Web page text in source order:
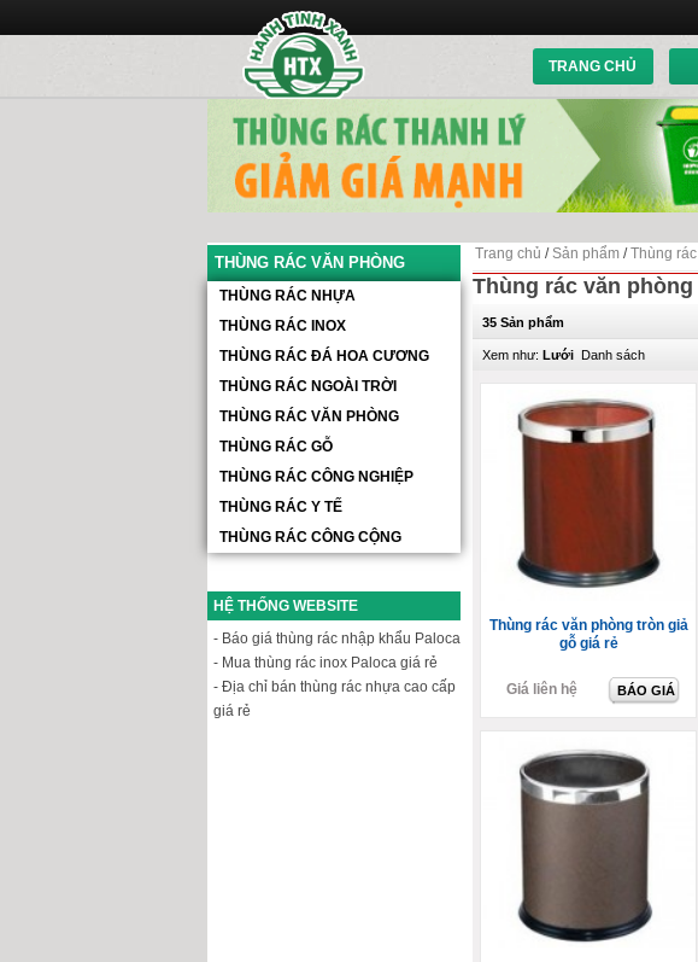
TRANG CHỦ
Trang chủ /Sản phẩm /Thùng rác
Thùng rác văn phòng
35 Sản phẩm
Xem như: Lưới Danh sách
Thùng rác văn phòng tròn giả
gỗ giá rẻ
Giá liên hệ BÁO GIÁ
THÙNG RÁC VĂN PHÒNG
THÙNG RÁC NHỰA
THÙNG RÁC INOX
THÙNG RÁC ĐÁ HOA CƯƠNG
THÙNG RÁC NGOÀI TRỜI
THÙNG RÁC VĂN PHÒNG
THÙNG RÁC GỖ
THÙNG RÁC CÔNG NGHIỆP
THÙNG RÁC Y TẾ
THÙNG RÁC CÔNG CỘNG
HỆ THỐNG WEBSITE
- Báo giá thùng rác nhập khẩu Paloca
- Mua thùng rác inox Paloca giá rẻ
- Địa chỉ bán thùng rác nhựa cao cấp
giá rẻ